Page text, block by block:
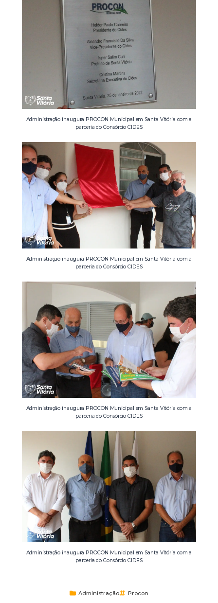
Administração inaugura PROCON Municipal em Santa Vitória com a
parceria do Consórcio CIDES
Administração inaugura PROCON Municipal em Santa Vitória com a
parceria do Consórcio CIDES
Administração inaugura PROCON Municipal em Santa Vitória com a
parceria do Consórcio CIDES
Administração inaugura PROCON Municipal em Santa Vitória com a
parceria do Consórcio CIDES
Administração Procon